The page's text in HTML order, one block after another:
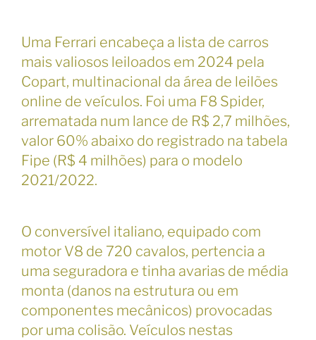
Uma Ferrari encabeça a lista de carros
mais valiosos leiloados em 2024 pela
Copart, multinacional da área de leilões
online de veículos. Foi uma F8 Spider,
arrematada num lance de R$ 2,7 milhões,
valor 60% abaixo do registrado na tabela
Fipe (R$ 4 milhões) para o modelo
2021/2022.
O conversível italiano, equipado com
motor V8 de 720 cavalos, pertencia a
uma seguradora e tinha avarias de média
monta (danos na estrutura ou em
componentes mecânicos) provocadas
por uma colisão. Veículos nestas